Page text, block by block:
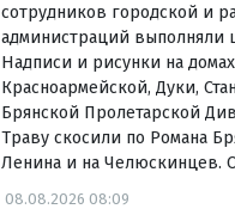
сотрудников городской и
администраций выполняли
Надписи и рисунки на
Красноармейской, Дуки,
Брянской Пролетарской
Траву скосили по Романа
Ленина и на Челюскинцев.
08.08.2026 08:09